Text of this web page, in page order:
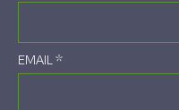
EMAIL*